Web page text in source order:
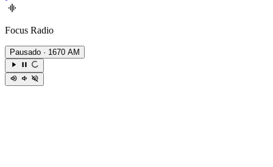
Focus Radio
Pausado · 1670 AM